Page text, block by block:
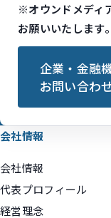
※オウンドメディ
お願いいたします。
企業・金融
お問い合わ
会社情報
会社情報
代表プロフィール
経営理念